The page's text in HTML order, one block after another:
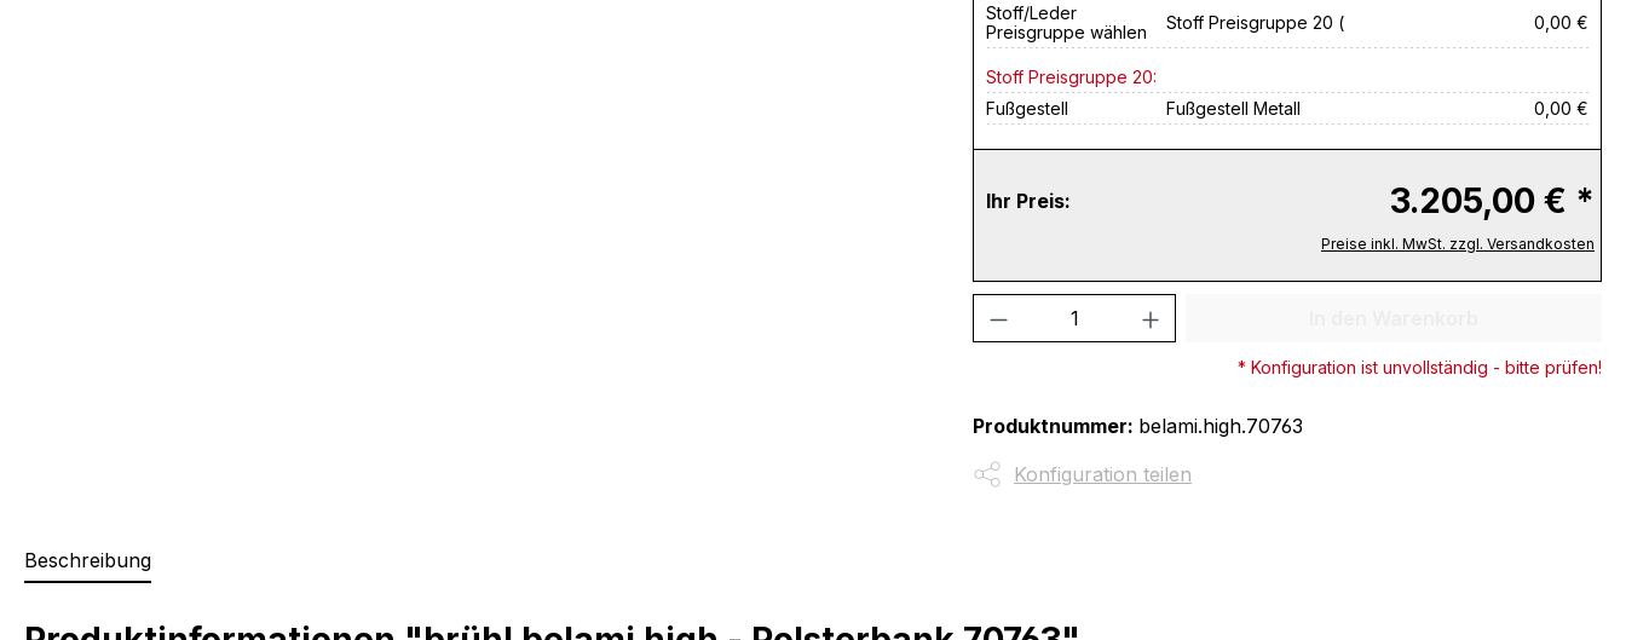
Stoff/Leder
Preisgruppe wählen
Stoff Preisgruppe 20 ( 0,00 €
Stoff Preisgruppe 20:
Fußgestell
Fußgestell Metall 0,00 €
Ihr Preis: 3.205,00 € *
Preise inkl. MwSt. zzgl. Versandkosten
Produkt Anzahl: Gib den gewünschten Wert
* Konfiguration ist unvollständig - bitte prüfen!
Produktnummer: belami.high.70763
Konfiguration teilen
Beschreibung